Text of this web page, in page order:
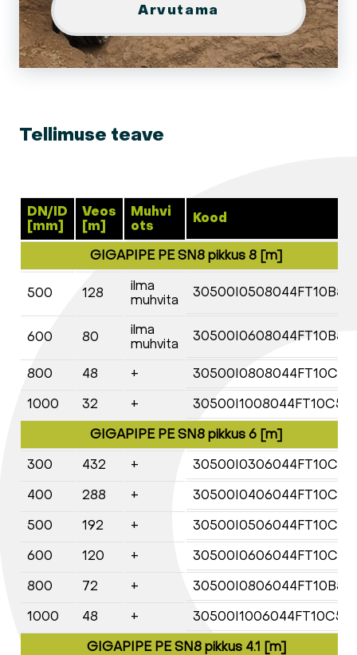
Arvutama
Tellimuse teave
DN/ID
[mm]
Veos
[m]
Muhvi
ots
Kood
GIGAPIPE PE SN8 pikkus 8 [m]
500 128
ilma
muhvita
30500I0508044FT10B5
600 80
ilma
muhvita
30500I0608044FT10B5
800 48 +
30500I0808044FT10C5
1000
32 +
30500I1008044FT10C5
GIGAPIPE PE SN8 pikkus 6 [m]
300
432 +
30500I0306044FT10C5
400
288 +
30500I0406044FT10C5
500
192 +
30500I0506044FT10C5
600
120 +
30500I0606044FT10C5
800
72 +
30500I0806044FT10B5
1000
48 +
30500I1006044FT10C5
GIGAPIPE PE SN8 pikkus 4.1 [m]